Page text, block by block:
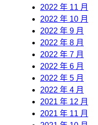
2022 年 11 月
2022 年 10 月
2022 年 9 月
2022 年 8 月
2022 年 7 月
2022 年 6 月
2022 年 5 月
2022 年 4 月
2021 年 12 月
2021 年 11 月